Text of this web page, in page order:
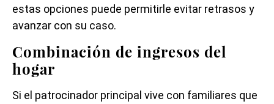
estas opciones puede permitirle evitar retrasos y
avanzar con su caso.
Combinación de ingresos del
hogar
Si el patrocinador principal vive con familiares que